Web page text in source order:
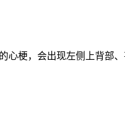
梗，会出现左侧上背部